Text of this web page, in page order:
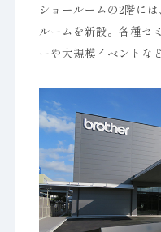
ショールームの2階に
ルームを新設。各種セ
ーや大規模イベントな